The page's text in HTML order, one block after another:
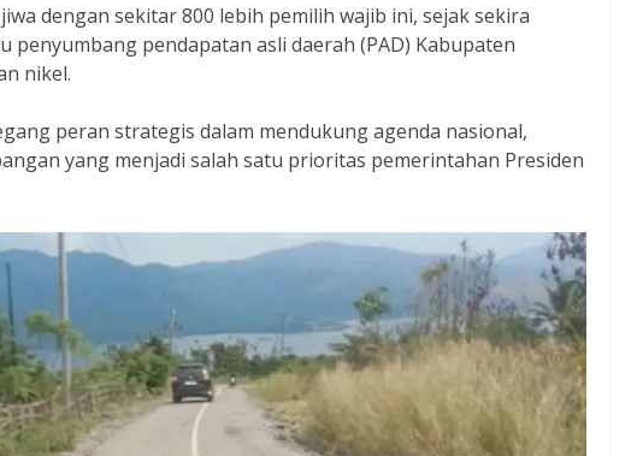
dengan sekitar 800 lebih pemilih wajib ini, sejak sekira
penyumbang pendapatan asli daerah (PAD) Kabupaten
nikel.
peran strategis dalam mendukung agenda nasional,
yang menjadi salah satu prioritas pemerintahan Presiden